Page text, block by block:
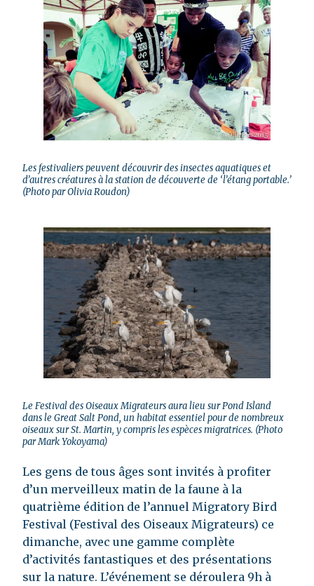
Les festivaliers peuvent découvrir des insectes aquatiques et
d’autres créatures à la station de découverte de ‘l’étang portable.’
(Photo par Olivia Roudon)
Le Festival des Oiseaux Migrateurs aura lieu sur Pond Island
dans le Great Salt Pond, un habitat essentiel pour de nombreux
oiseaux sur St. Martin, y compris les espèces migratrices. (Photo
par Mark Yokoyama)
Les gens de tous âges sont invités à profiter
d’un merveilleux matin de la faune à la
quatrième édition de l’annuel Migratory Bird
Festival (Festival des Oiseaux Migrateurs) ce
dimanche, avec une gamme complète
d’activités fantastiques et des présentations
sur la nature. L’événement se déroulera 9h à